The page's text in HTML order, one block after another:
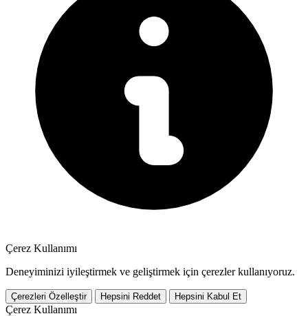
Çerez Kullanımı
Deneyiminizi iyileştirmek ve geliştirmek için çerezler kullanıyoruz.
Çerezleri Özelleştir Hepsini Reddet Hepsini Kabul Et
Çerez Kullanımı